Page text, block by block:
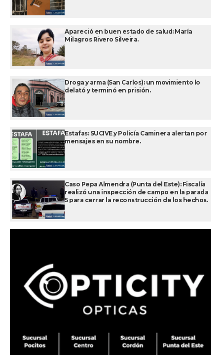
Apareció en buen estado de salud: María
Milagros Rivero Silveira.
Droga y arma (San Carlos): un movimiento lo
delató y terminó en prisión.
Estafas: SUCIVE y Policía Caminera alertan por
mensajes en su nombre.
Caso Pepa Almendra (Punta del Este): Fiscalía
realizó una inspección de campo en la parada
5 para cerrar la reconstrucción de los hechos.